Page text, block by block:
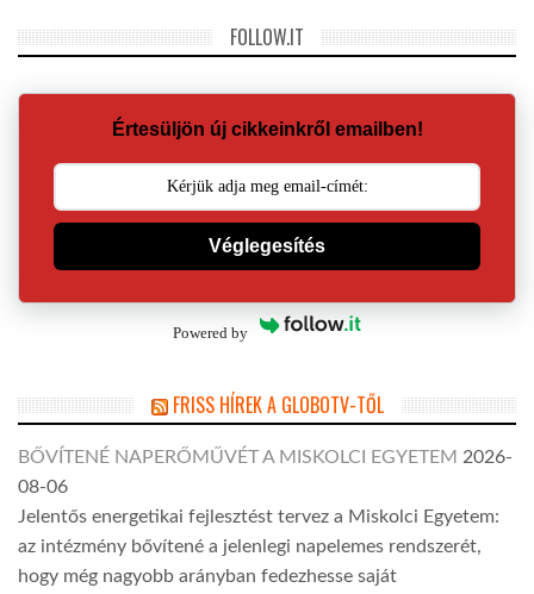
FOLLOW.IT
Értesüljön új cikkeinkről emailben!
Véglegesítés
Powered by
FRISS HÍREK A GLOBOTV-TŐL
BŐVÍTENÉ NAPERŐMŰVÉT A MISKOLCI EGYETEM 2026-
08-06
Jelentős energetikai fejlesztést tervez a Miskolci Egyetem:
az intézmény bővítené a jelenlegi napelemes rendszerét,
hogy még nagyobb arányban fedezhesse saját